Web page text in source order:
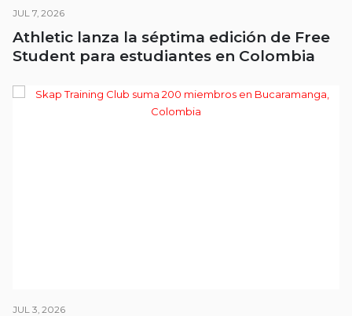
JUL 7, 2026
Athletic lanza la séptima edición de Free
Student para estudiantes en Colombia
JUL 3, 2026